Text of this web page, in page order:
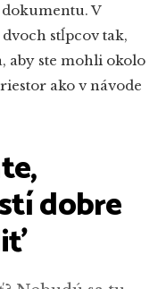
V
stĺpcov tak,
aby ste mohli okolo
ako v návode
dobre